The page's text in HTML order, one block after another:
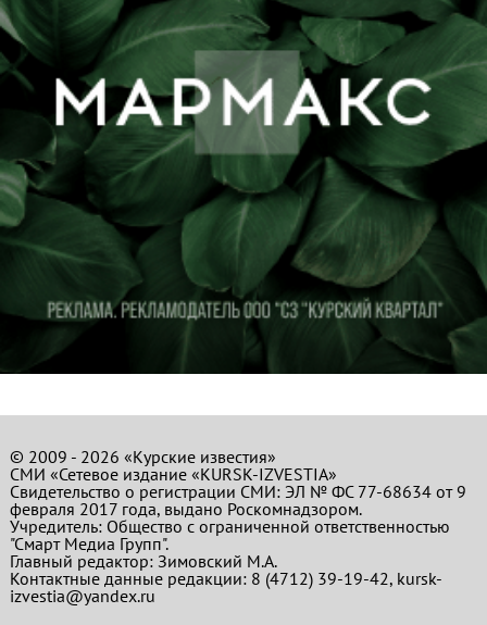
© 2009 - 2026 «Курские известия»
СМИ «Сетевое издание «KURSK-IZVESTIA»
Свидетельство о регистрации СМИ: ЭЛ № ФС 77-68634 от 9
февраля 2017 года, выдано Роскомнадзором.
Учредитель: Общество с ограниченной ответственностью
"Смарт Медиа Групп".
Главный редактор:Зимовский М.А.
Контактные данные редакции: 8 (4712) 39-19-42, kursk-
izvestia@yandex.ru